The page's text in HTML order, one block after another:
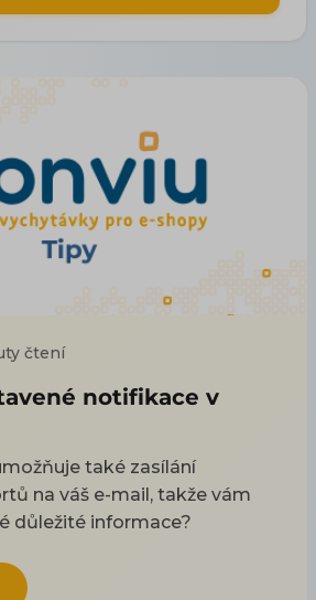
čtení
notifikace v
také zasílání
na váš e-mail, takže vám
důležité informace?